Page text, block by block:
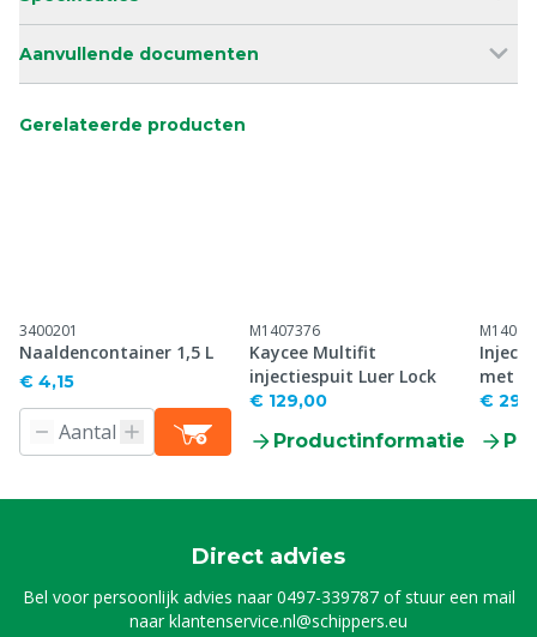
Aanvullende documenten
Gerelateerde producten
3400201
Naaldencontainer 1,5 L
€ 4,15
M1407376
Kaycee Multifit
injectiespuit Luer Lock
€ 129,00
Productinformatie
met
€
Direct advies
Bel voor persoonlijk advies naar0497-339787of stuur een mail
naarklantenservice.nl@schippers.eu